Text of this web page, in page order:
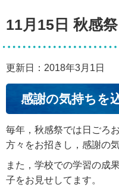
11月15日 秋感祭
更新日：2018年3月1日
感謝の気持ちを
毎年，秋感祭では日ごろ
方々をお招きし，感謝の
また，学校での学習の成
子をお見せしてます。